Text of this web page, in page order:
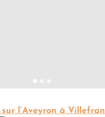
l’Aveyron à